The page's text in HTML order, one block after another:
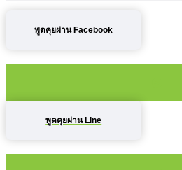
พูดคุยผ่าน Facebook
พูดคุยผ่าน Line